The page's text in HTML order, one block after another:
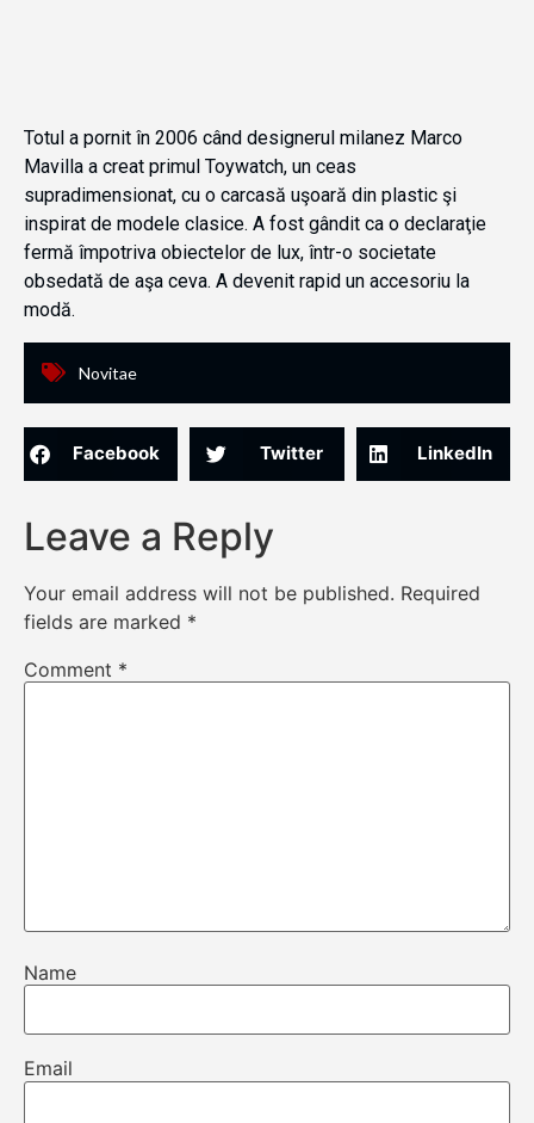
Totul a pornit în 2006 când designerul milanez Marco
Mavilla a creat primul Toywatch, un ceas
supradimensionat, cu o carcasă uşoară din plastic şi
inspirat de modele clasice. A fost gândit ca o declaraţie
fermă împotriva obiectelor de lux, într-o societate
obsedată de aşa ceva. A devenit rapid un accesoriu la
modă.
Novitae
Facebook Twitter LinkedIn
Leave a Reply
Your email address will not be published. Required
fields are marked *
Comment *
Name
Email